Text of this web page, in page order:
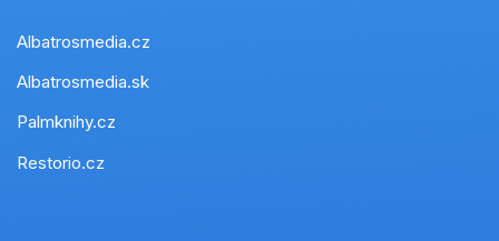
Albatrosmedia.cz
Albatrosmedia.sk
Palmknihy.cz
Restorio.cz